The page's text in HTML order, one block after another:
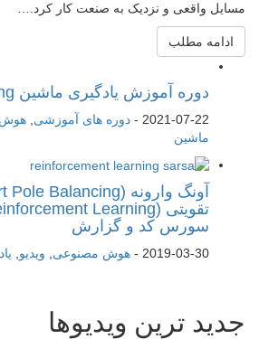
مسایل واقعی و نزدیک به صنعت کار کرد.…
ادامه مطلب
دوره آموزش یادگیری ماشین Machine learning
2021-07-22
- دوره های آموزشی
ماشین
سورس کد و گزارش
2019-03-30
- هوش مصنوعی, ویدیو,
جدید ترین ویدیوها